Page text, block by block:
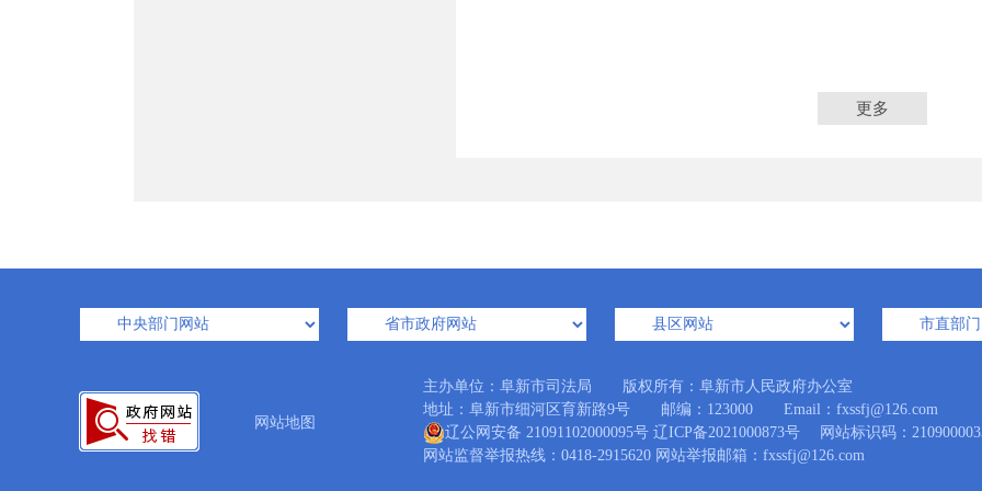
更多
网站地图
主办单位：阜新市司法局 版权所有：阜新市人民政府办公室
地址：阜新市细河区育新路9号 邮编：123000 Email：fxssfj@126.com
辽公网安备 21091102000095号 辽ICP备2021000873号 网站标识码：
网站监督举报热线：0418-2915620 网站举报邮箱：fxssfj@126.com